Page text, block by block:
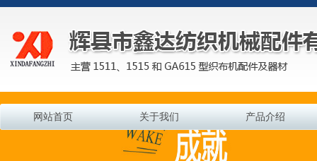
网站首页 关于我们 产品介绍